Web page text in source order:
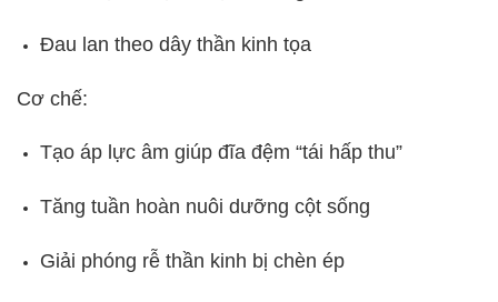
Đau lan theo dây thần kinh tọa
Cơ chế:
Tạo áp lực âm giúp đĩa đệm “tái hấp thu”
Tăng tuần hoàn nuôi dưỡng cột sống
Giải phóng rễ thần kinh bị chèn ép